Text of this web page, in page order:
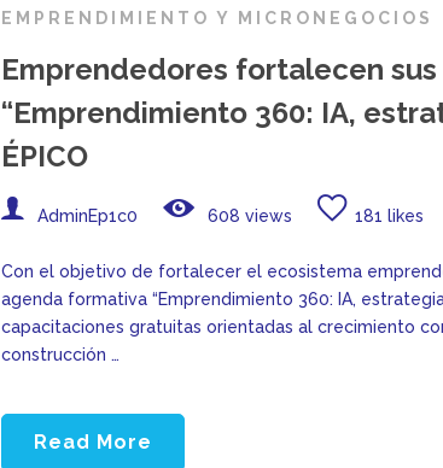
EMPRENDIMIENTO Y MICRONEGOCIOS
Emprendedores fortalecen
“Emprendimiento 360: IA,
ÉPICO
AdminEp1c0 608 views 181 likes
Con el objetivo de fortalecer el ecosistema
agenda formativa “Emprendimiento 360: IA,
capacitaciones gratuitas orientadas al crecimiento
construcción …
Read More